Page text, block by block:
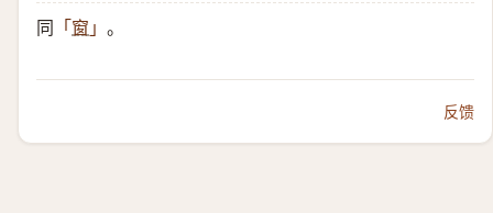
同 「 窗 」 。
反馈